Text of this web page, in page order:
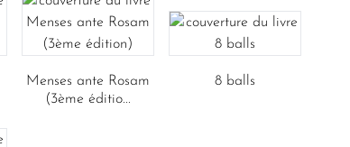
Menses ante Rosam
(3ème éditio...
8 balls